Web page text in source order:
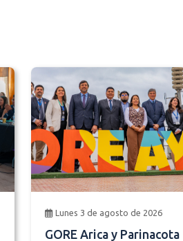
Lunes 3 de agosto de 2026
GORE Arica y Parinacota